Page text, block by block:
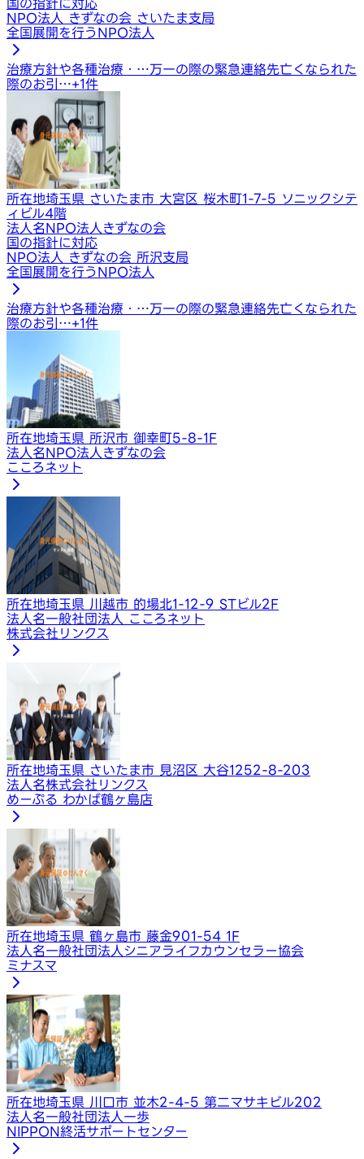
国の指針に対応
NPO法人 きずなの会 さいたま支局
全国展開を行うNPO法人
治療方針や各種治療・…万一の際の緊急連絡先亡くなられた
際のお引…+1件
所在地埼玉県 さいたま市 大宮区 桜木町1-7-5 ソニックシテ
ィビル4階
法人名NPO法人きずなの会
国の指針に対応
NPO法人 きずなの会 所沢支局
全国展開を行うNPO法人
治療方針や各種治療・…万一の際の緊急連絡先亡くなられた
際のお引…+1件
所在地埼玉県 所沢市 御幸町5-8-1F
法人名NPO法人きずなの会
こころネット
所在地埼玉県 川越市 的場北1-12-9 STビル2F
法人名一般社団法人 こころネット
株式会社リンクス
所在地埼玉県 さいたま市 見沼区 大谷1252-8-203
法人名株式会社リンクス
めーぷる わかば鶴ヶ島店
所在地埼玉県 鶴ヶ島市 藤金901-54 1F
法人名一般社団法人シニアライフカウンセラー協会
ミナスマ
所在地埼玉県 川口市 並木2-4-5 第二マサキビル202
法人名一般社団法人一歩
NIPPON終活サポートセンター